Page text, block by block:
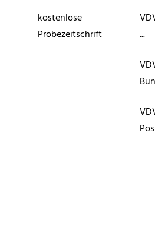
kostenlose
Probezeitschrift
...